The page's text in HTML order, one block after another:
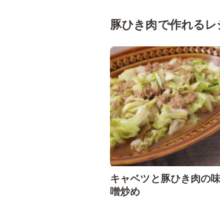
豚ひき肉で作れるレ
キャベツと豚ひき肉の
噌炒め